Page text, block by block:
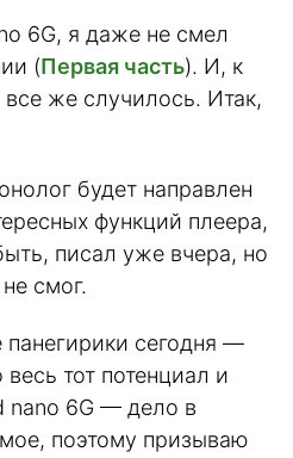
6G, я даже не смел
(Первая часть). И, к
все же случилось. Итак,
будет направлен
функций плеера,
писал уже вчера, но
смог.
сегодня —
тот потенциал и
nano 6G — дело в
поэтому призываю